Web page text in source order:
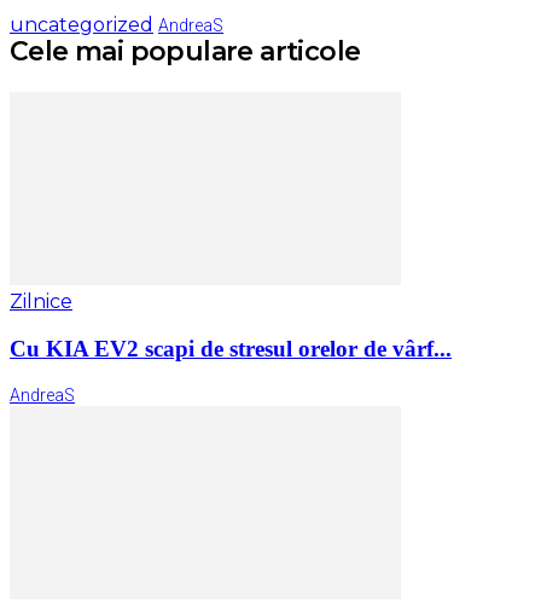
uncategorized AndreaS
Cele mai populare articole
Zilnice
Cu KIA EV2 scapi de stresul orelor de vârf...
AndreaS